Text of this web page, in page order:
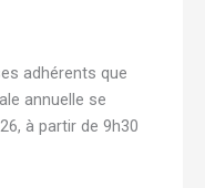
adhérents que
annuelle se
à partir de 9h30